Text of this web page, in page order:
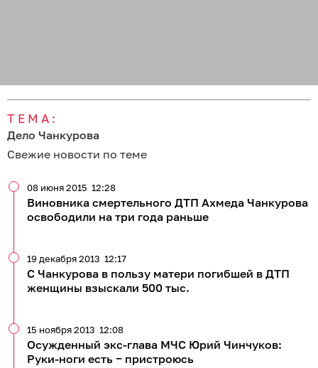
ТЕМА:
Дело Чанкурова
Свежие новости по теме
Виновника смертельного ДТП Ахмеда Чанкурова
освободили на три года раньше
08 июня 2015 12:28
С Чанкурова в пользу матери погибшей в ДТП
женщины взыскали 500 тыс.
19 декабря 2013 12:17
Осужденный экс-глава МЧС Юрий Чинчуков:
Руки-ноги есть − пристроюсь
15 ноября 2013 12:08